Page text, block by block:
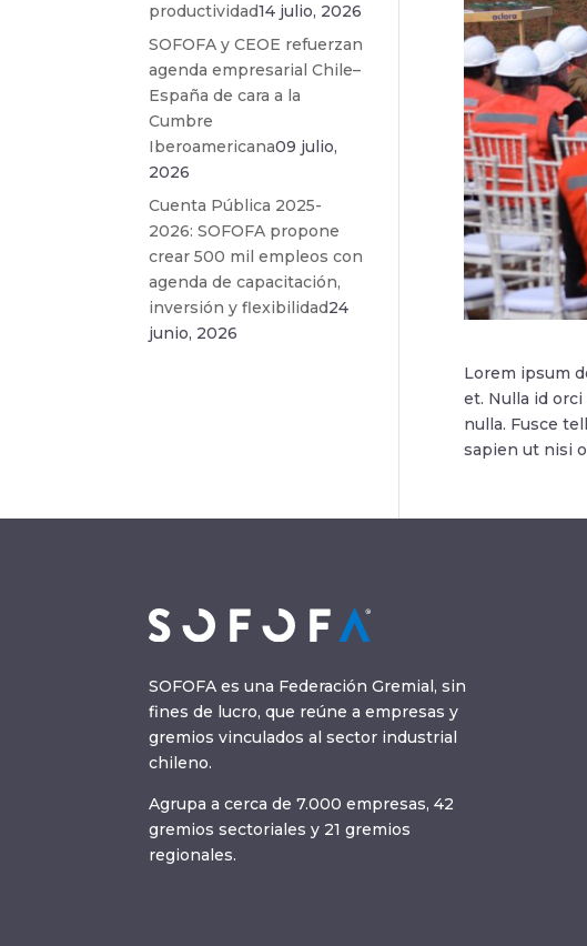
Lorem ipsum
et. Nulla id
nulla. Fusce
sapien ut nisi
productividad14 julio, 2026
SOFOFA y CEOE refuerzan
agenda empresarial Chile–
España de cara a la
Cumbre
Iberoamericana09 julio,
2026
Cuenta Pública 2025-
2026: SOFOFA propone
crear 500 mil empleos con
agenda de capacitación,
inversión y flexibilidad24
junio, 2026
SOFOFA es una Federación Gremial, sin
fines de lucro, que reúne a empresas y
gremios vinculados al sector industrial
chileno.
Agrupa a cerca de 7.000 empresas, 42
gremios sectoriales y 21 gremios
regionales.